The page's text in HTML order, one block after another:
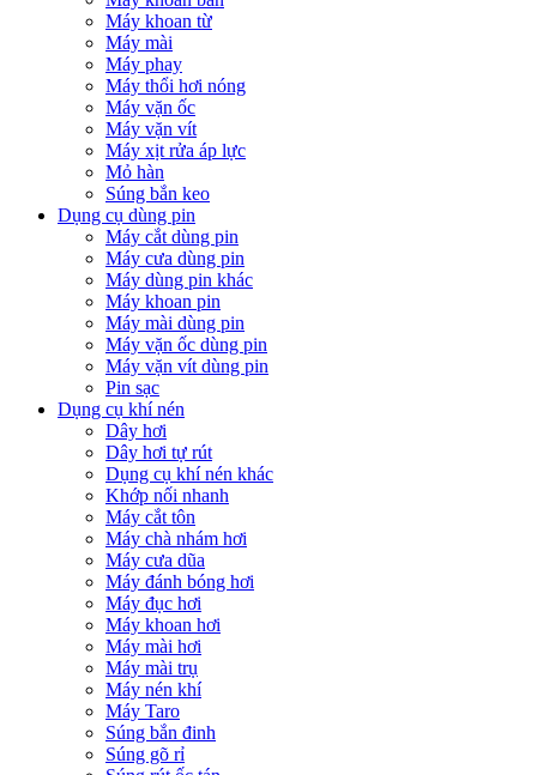
Máy khoan từ
Máy mài
Máy phay
Máy thổi hơi nóng
Máy vặn ốc
Máy vặn vít
Máy xịt rửa áp lực
Mỏ hàn
Súng bắn keo
Dụng cụ dùng pin
Máy cắt dùng pin
Máy cưa dùng pin
Máy dùng pin khác
Máy khoan pin
Máy mài dùng pin
Máy vặn ốc dùng pin
Máy vặn vít dùng pin
Pin sạc
Dụng cụ khí nén
Dây hơi
Dây hơi tự rút
Dụng cụ khí nén khác
Khớp nối nhanh
Máy cắt tôn
Máy chà nhám hơi
Máy cưa dũa
Máy đánh bóng hơi
Máy đục hơi
Máy khoan hơi
Máy mài hơi
Máy mài trụ
Máy nén khí
Máy Taro
Súng bắn đinh
Súng gõ rỉ